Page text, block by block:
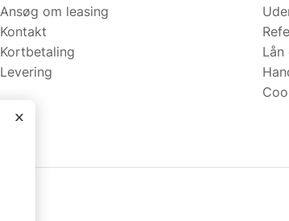
Ansøg om leasing
Kontakt
Kortbetaling
Levering
Lån
x